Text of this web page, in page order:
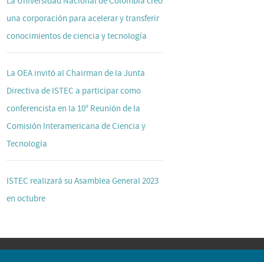
una corporación para acelerar y transferir
conocimientos de ciencia y tecnología
La OEA invitó al Chairman de la Junta
Directiva de ISTEC a participar como
conferencista en la 10° Reunión de la
Comisión Interamericana de Ciencia y
Tecnología
ISTEC realizará su Asamblea General 2023
en octubre